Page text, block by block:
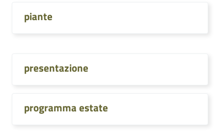
piante
presentazione
programma estate